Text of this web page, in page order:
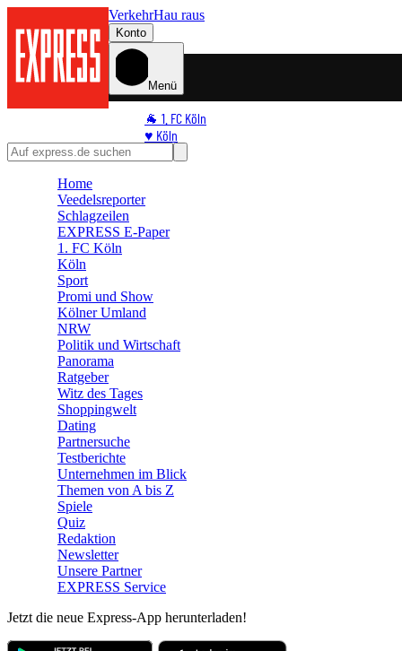
VerkehrHau raus
Konto
Menü
🐐 1. FC Köln
♥️ Köln
🛒 Shoppingwelt
Home
Veedelsreporter
Schlagzeilen
EXPRESS E-Paper
1. FC Köln
Köln
Sport
Promi und Show
Kölner Umland
NRW
Politik und Wirtschaft
Panorama
Ratgeber
Witz des Tages
Shoppingwelt
Dating
Partnersuche
Testberichte
Unternehmen im Blick
Themen von A bis Z
Spiele
Quiz
Redaktion
Newsletter
Unsere Partner
EXPRESS Service
Jetzt die neue Express-App herunterladen!